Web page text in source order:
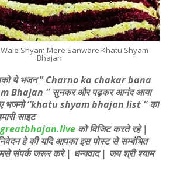
Shyam Mere Sanware Khatu Shyam
Bhajan
ये भजन " Charno ka chakar bana
Bhajan " सुनकर और पढ़कर आनंद आया
नए भजनो “khatu shyam bhajan list “ का
साइट
को विजिट करते रहे |
हे की यदि आपका इस पोस्ट से सम्बंधित
संपर्क जरूर करे | धन्यवाद | जय श्री श्याम